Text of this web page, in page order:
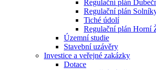
Regulační plán
Regulační plán
Tiché údolí
Regulační plán Horní
Územní studie
Stavební uzávěry
Investice a veřejné zakázky
Dotace